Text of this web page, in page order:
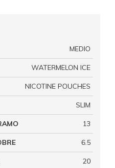
MEDIO
WATERMELON ICE
NICOTINE POUCHES
SLIM
13
6.5
20